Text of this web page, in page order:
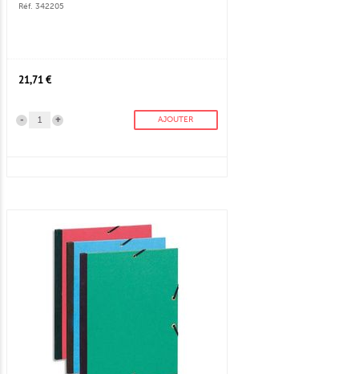
Réf. 342205
21,71 €
+
- AJOUTER